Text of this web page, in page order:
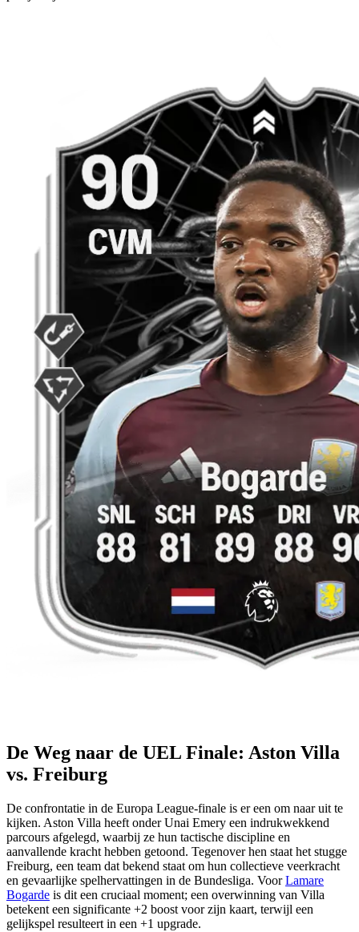
De Weg naar de UEL Finale: Aston Villa
vs. Freiburg
De confrontatie in de Europa League-finale is er een om naar uit te
kijken. Aston Villa heeft onder Unai Emery een indrukwekkend
parcours afgelegd, waarbij ze hun tactische discipline en
aanvallende kracht hebben getoond. Tegenover hen staat het stugge
Freiburg, een team dat bekend staat om hun collectieve veerkracht
en gevaarlijke spelhervattingen in de Bundesliga. VoorLamare
Bogarde is dit een cruciaal moment; een overwinning van Villa
betekent een significante +2 boost voor zijn kaart, terwijl een
gelijkspel resulteert in een +1 upgrade.